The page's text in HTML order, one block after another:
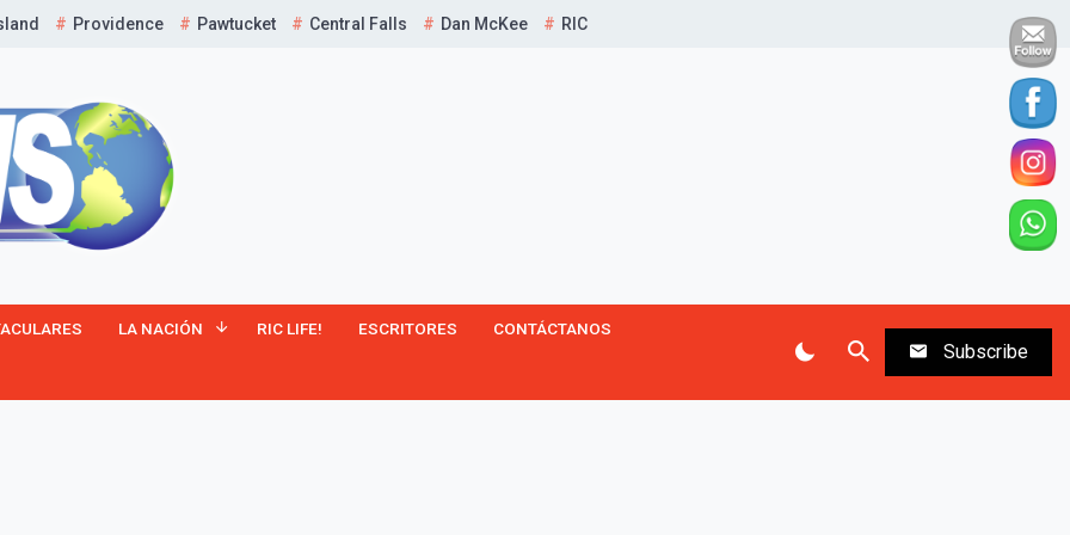
Providence Pawtucket Central Falls Dan McKee RIC
LA NACIÓN RIC LIFE! ESCRITORES CONTÁCTANOS
Subscribe
¡Suscríbete y Vive la
Experiencia!